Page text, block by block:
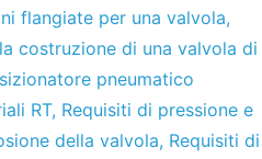
flangiate per una valvola,
costruzione di una valvola di
pneumatico
RT, Requisiti di pressione e
della valvola, Requisiti di